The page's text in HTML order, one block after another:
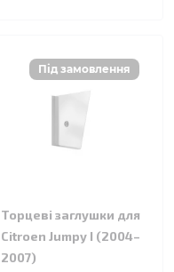
Торцеві заглушки для
Citroen Jumpy I (2004–
2007)